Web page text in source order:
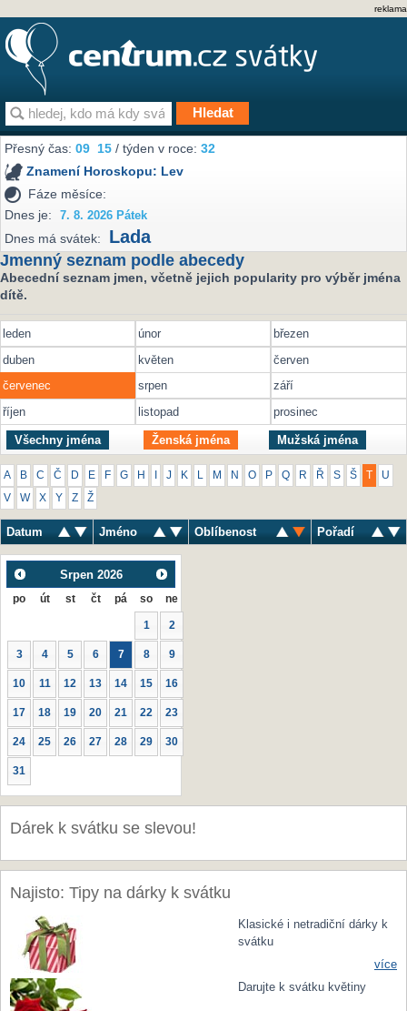
reklama
Přesný čas:09 15 / týden v roce:32
Znamení Horoskopu: Lev
Fáze měsíce:
Dnes je:
7. 8. 2026 Pátek
Dnes má svátek: Lada
Jmenný seznam podle abecedy
Abecední seznam jmen, včetně jejich popularity pro výběr jména
dítě.
leden únor
březen
duben
květen
červen
červenec
srpen
září
říjen
listopad prosinec
Všechny jména Ženská jména Mužská jména
A B C Č D E F G H J K M N O P Q R Ř S Š U
V W X Y Z Ž
Datum Jméno Oblíbenost Pořadí
Srpen 2026
po út st čt pá so ne
1 2
3 4 5 6 7 8 9
10 11 12 13 14 15 16
17 18 19 20 21 22 23
24 25 26 27 28 29 30
31
Dárek k svátku se slevou!
Najisto: Tipy na dárky k svátku
Klasické i netradiční dárky k
svátku
více
Darujte k svátku květiny